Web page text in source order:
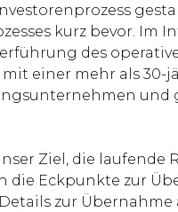
kurz bevor.
des
einer mehr als
Ziel, die
Eckpunkte zur
zur